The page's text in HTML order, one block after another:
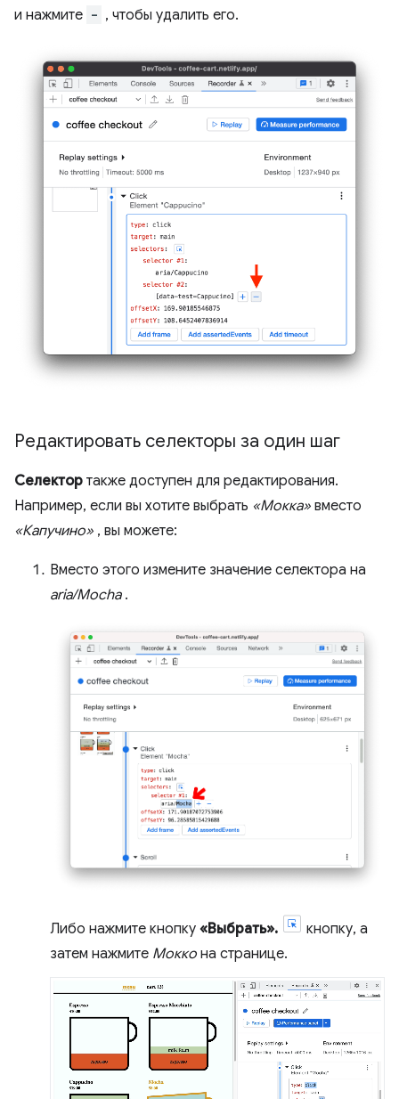
и нажмите - , чтобы удалить его.
Редактировать селекторы за один шаг
Селектор также доступен для редактирования.
Например, если вы хотите выбрать «Мокка» вместо
«Капучино» , вы можете:
Вместо этого измените значение селектора на
aria/Mocha.
Либо нажмите кнопку «Выбрать».
кнопку, а
затем нажмите Мокко на странице.